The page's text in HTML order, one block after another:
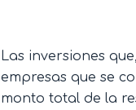
Las inversiones
empresas que se
monto total de la